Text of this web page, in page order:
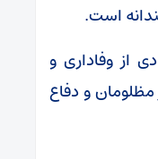
است.
از وفاداری و
و دفاع